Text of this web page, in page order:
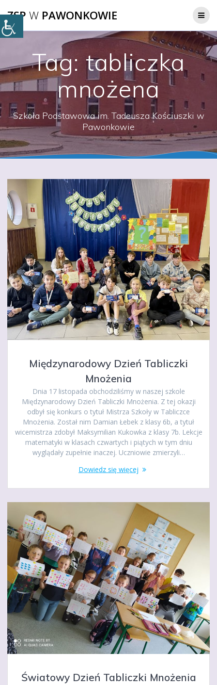
do
ZSP W PAWONKOWIE
Tag: tabliczka
mnożena
Szkoła Podstawowa im. Tadeusza Kościuszki w
Pawonkowie
Międzynarodowy Dzień Tabliczki
Mnożenia
Dnia 17 listopada obchodziliśmy w naszej szkole
Międzynarodowy Dzień Tabliczki Mnożenia. Z tej okazji
odbył się konkurs o tytuł Mistrza Szkoły w Tabliczce
Mnożenia. Został nim Damian Łebek z klasy 6b, a tytuł
wicemistrza zdobył Maksymilian Kukowka z klasy 7b. Lekcje
matematyki w klasach czwartych i piątych w tym dniu
wyglądały zupełnie inaczej. Uczniowie zmierzyli…
Dowiedz się więcej
Światowy Dzień Tabliczki Mnożenia